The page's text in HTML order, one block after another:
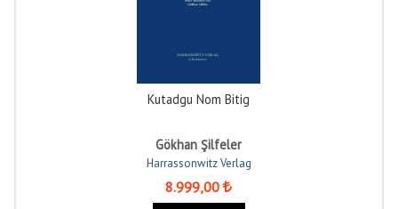
Kutadgu Nom Bitig
Gökhan Şilfeler
Harrassonwitz Verlag
8.999,00